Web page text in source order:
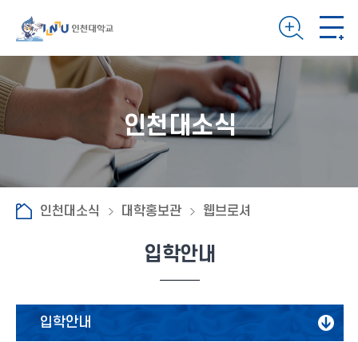
인천대소식
인천대소식 대학홍보관 웹브로셔
입학안내
입학안내